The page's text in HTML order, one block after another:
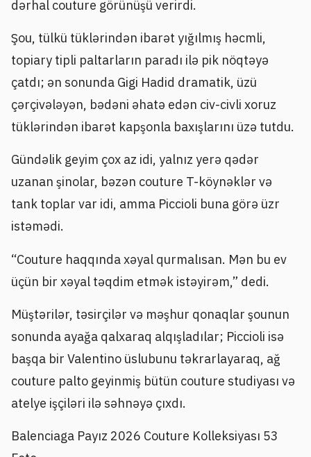
dərhal couture görünüşü verirdi.
Şou, tülkü tüklərindən ibarət yığılmış həcmli,
topiary tipli paltarların paradı ilə pik nöqtəyə
çatdı; ən sonunda Gigi Hadid dramatik, üzü
çərçivələyən, bədəni əhatə edən civ-civli xoruz
tüklərindən ibarət kapşonla baxışlarını üzə tutdu.
Gündəlik geyim çox az idi, yalnız yerə qədər
uzanan şinolar, bəzən couture T-köynəklər və
tank toplar var idi, amma Piccioli buna görə üzr
istəmədi.
“Couture haqqında xəyal qurmalısan. Mən bu ev
üçün bir xəyal təqdim etmək istəyirəm,” dedi.
Müştərilər, təsirçilər və məşhur qonaqlar şounun
sonunda ayağa qalxaraq alqışladılar; Piccioli isə
başqa bir Valentino üslubunu təkrarlayaraq, ağ
couture palto geyinmiş bütün couture studiyası və
atelye işçiləri ilə səhnəyə çıxdı.
Balenciaga Payız 2026 Couture Kolleksiyası 53